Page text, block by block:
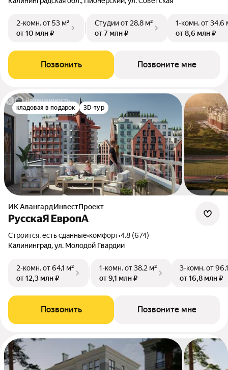
2-комн.от 53 м²
от 10 млн ₽
Студииот 28,8 м²
от 7 млн ₽
1-комн.от 34,6
от 8,6 млн ₽
Позвонить Позвоните мне
кладовая в подарок 3D-тур
ИК АвангардИнвестПроект
РусскаЯ ЕвропА
Строится, есть сданные•комфорт•4.8 (674)
Калининград, ул. Молодой Гвардии
2-комн.от 64,1 м²
от 12,3 млн ₽
1-комн.от 38,2 м²
от 9,1 млн ₽
3-комн.от
от 16,8 млн ₽
Позвонить Позвоните мне